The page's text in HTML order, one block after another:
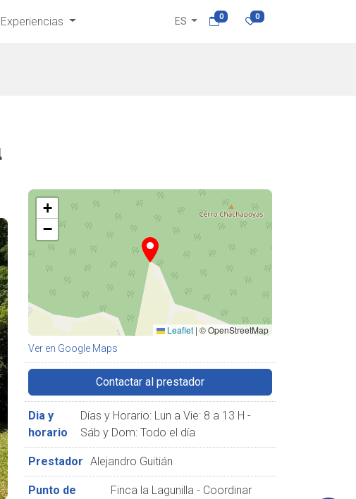
Experiencias ES 0 0
+
−
Leaflet | © OpenStreetMap
Ver en Google Maps
Contactar al prestador
Dia y
horario
Días y Horario: Lun a Vie: 8 a 13 H -
Sáb y Dom: Todo el día
Prestador Alejandro Guitián
Punto de
Finca la Lagunilla - Coordinar